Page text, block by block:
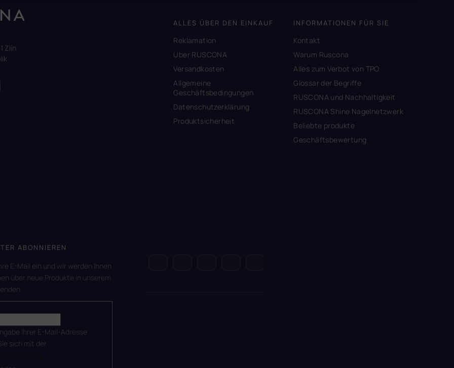
Zlín
ALLES ÜBER DEN EINKAUF
Reklamation
Uber RUSCONA
Versandkosten
Allgemeine
Geschäftsbedingungen
Datenschutzerklärung
Produktsicherheit
INFORMATIONEN FÜR SIE
Kontakt
Warum Ruscona
Alles zum Verbot von TPO
Glossar der Begriffe
RUSCONA und Nachhaltigkeit
RUSCONA Shine Nagelnetzwerk
Beliebte produkte
Geschäftsbewertung
ABONNIEREN
E-Mail ein und wir werden Ihnen
über neue Produkte in unserem
Ihrer E-Mail-Adresse
sich mit der